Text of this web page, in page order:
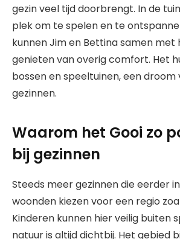
gezin veel tijd doorbrengt. In de
plek om te spelen en te
kunnen Jim en Bettina samen met
genieten van overig comfort. Het
bossen en speeltuinen, een
gezinnen.
Waarom het Gooi zo
bij gezinnen
Steeds meer gezinnen die eerder
woonden kiezen voor een regio
Kinderen kunnen hier veilig buiten
natuur is altijd dichtbij. Het gebied